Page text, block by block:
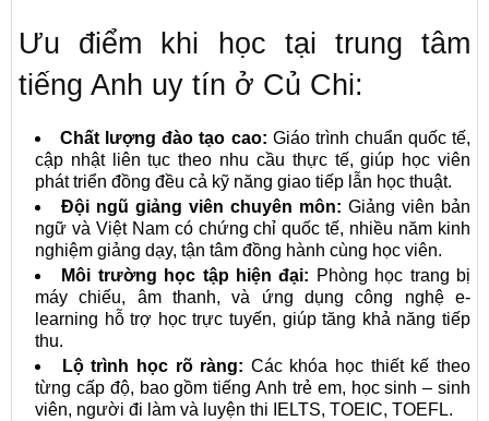
Ưu điểm khi học tại trung tâm
tiếng Anh uy tín ở Củ Chi:
Chất lượng đào tạo cao: Giáo trình chuẩn quốc tế,
cập nhật liên tục theo nhu cầu thực tế, giúp học viên
phát triển đồng đều cả kỹ năng giao tiếp lẫn học thuật.
Đội ngũ giảng viên chuyên môn: Giảng viên bản
ngữ và Việt Nam có chứng chỉ quốc tế, nhiều năm kinh
nghiệm giảng dạy, tận tâm đồng hành cùng học viên.
Môi trường học tập hiện đại: Phòng học trang bị
máy chiếu, âm thanh, và ứng dụng công nghệ e-
learning hỗ trợ học trực tuyến, giúp tăng khả năng tiếp
thu.
Lộ trình học rõ ràng: Các khóa học thiết kế theo
từng cấp độ, bao gồm tiếng Anh trẻ em, học sinh – sinh
viên, người đi làm và luyện thi IELTS, TOEIC, TOEFL.